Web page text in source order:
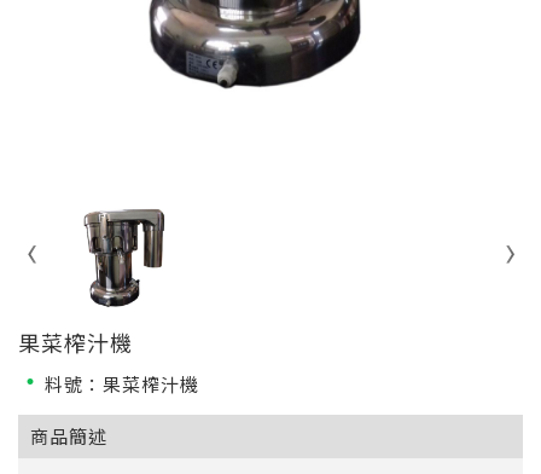
果菜榨汁機
料號：果菜榨汁機
商品簡述